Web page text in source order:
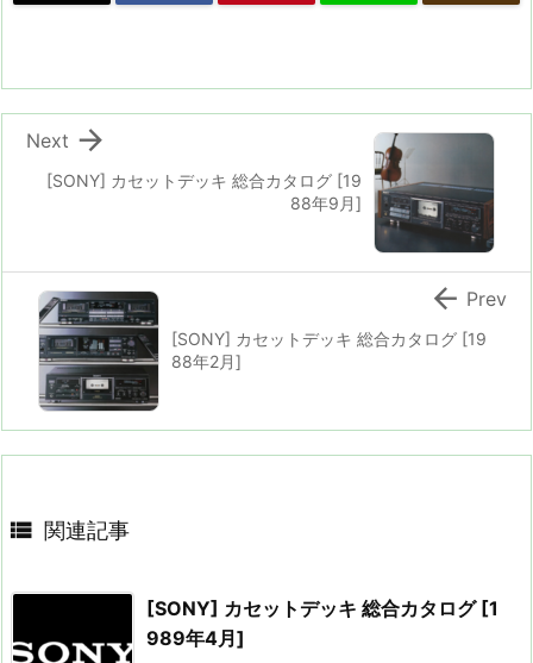
[SONY] カセットデッキ 総合カタログ [19
88年9月]

Next
[SONY] カセットデッキ 総合カタログ [19
88年2月]
 Prev
 関連記事
[SONY] カセットデッキ 総合カタログ [1
989年4月]